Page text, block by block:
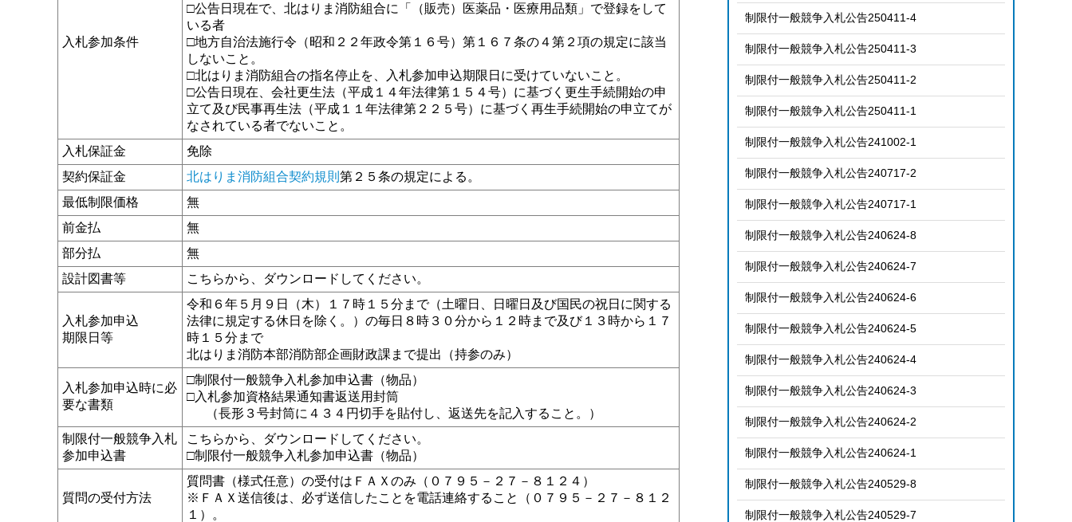
入札参加条件
□公告日現在で、北はりま消防組合に「（販売）医薬品・医療用品類」で登録をして
いる者
□地方自治法施行令（昭和２２年政令第１６号）第１６７条の４第２項の規定に該当
しないこと。
□北はりま消防組合の指名停止を、入札参加申込期限日に受けていないこと。
□公告日現在、会社更生法（平成１４年法律第１５４号）に基づく更生手続開始の申
立て及び民事再生法（平成１１年法律第２２５号）に基づく再生手続開始の申立てが
なされている者でないこと。
入札保証金
免除
契約保証金
北はりま消防組合契約規則 第２５条の規定による。
最低制限価格
無
前金払
無
部分払
無
設計図書等
こちらから、ダウンロードしてください。
入札参加申込
期限日等
令和６年５月９日（木）１７時１５分まで（土曜日、日曜日及び国民の祝日に関する
法律に規定する休日を除く。）の毎日８時３０分から１２時まで及び１３時から１７
時１５分まで
北はりま消防本部消防部企画財政課まで提出（持参のみ）
入札参加申込時に必
要な書類
□制限付一般競争入札参加申込書（物品）
□入札参加資格結果通知書返送用封筒
（長形３号封筒に４３４円切手を貼付し、返送先を記入すること。）
制限付一般競争入札
参加申込書
こちらから、ダウンロードしてください。
□制限付一般競争入札参加申込書（物品）
質問の受付方法
質問書（様式任意）の受付はＦＡＸのみ（０７９５－２７－８１２４）
※ＦＡＸ送信後は、必ず送信したことを電話連絡すること（０７９５－２７－８１２
１）。
制限付一般競争入札公告250411-4
制限付一般競争入札公告250411-3
制限付一般競争入札公告250411-2
制限付一般競争入札公告250411-1
制限付一般競争入札公告241002-1
制限付一般競争入札公告240717-2
制限付一般競争入札公告240717-1
制限付一般競争入札公告240624-8
制限付一般競争入札公告240624-7
制限付一般競争入札公告240624-6
制限付一般競争入札公告240624-5
制限付一般競争入札公告240624-4
制限付一般競争入札公告240624-3
制限付一般競争入札公告240624-2
制限付一般競争入札公告240624-1
制限付一般競争入札公告240529-8
制限付一般競争入札公告240529-7